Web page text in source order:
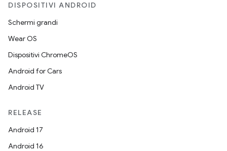
DISPOSITIVI ANDROID
Schermi grandi
Wear OS
Dispositivi ChromeOS
Android for Cars
Android TV
RELEASE
Android 17
Android 16